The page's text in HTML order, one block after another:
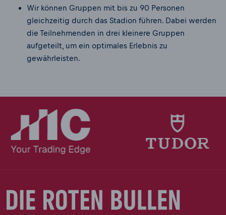
Wir können Gruppen mit bis zu 90 Personen
gleichzeitig durch das Stadion führen. Dabei werden
die Teilnehmenden in drei kleinere Gruppen
aufgeteilt, um ein optimales Erlebnis zu
gewährleisten.